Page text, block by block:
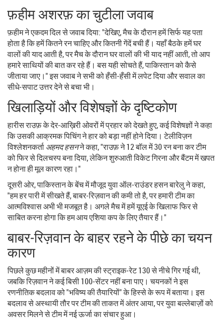
फ़हीम अशरफ़ का चुटीला जवाब
फ़हीम ने एकदम दिल से जवाब दिया: "देखिए, मैच के दौरान हमें सिर्फ यह पता
होता है कि हमें कितने रन चाहिए और कितनी गेंदें बची हैं। यहाँ बैठके हमें घर
वालों की याद आती है, पर मैच के दौरान घर वालों की भी याद नहीं आती, तो आप
हमारे साथियों की बात कर रहे हैं। बस यही सोचते हैं, पाकिस्तान को कैसे
जीताया जाए।" इस जवाब ने सभी को हँसी‑हँसी में लपेट दिया और सवाल का
सीधे‑सपाट उत्तर देने से बचा भी।
खिलाड़ियों और विशेषज्ञों के दृष्टिकोण
हारीस राउफ़ के देर‑आख़िरी ओवरों में प्रहार को देखते हुए, कई विशेषज्ञों ने कहा
कि उसकी आक्रमक पिचिंग ने हार को बड़ा नहीं होने दिया। टेलीविज़न
विश्लेशनकर्ताअहमद हसनने कहा, "राउफ़ ने 12 बॉल में 30 रन बना कर टीम
को फिर से दिलचस्प बना दिया, लेकिन शुरुआती विकेट गिरना और बैंटम में खपत
न होना ही मूल कारण रहा।"
दूसरी ओर, पाकिस्तान के बेंच में मौजूद युवा ऑल‑राउंडरहसन बारेलुने कहा,
"हम हर पारी में सीखते हैं, बाबर‑रिज़वान की कमी तो है, पर हमारी टीम का
आत्मविश्वास अभी भी मजबूत है। अगले मैच में हमें यूएई के खिलाफ फिर से
साबित करना होगा कि हम आय एशिया कप के लिए तैयार हैं।"
बाबर‑रिज़वान के बाहर रहने के पीछे का चयन
कारण
पिछले कुछ महीनों में बाबर आज़म की स्ट्राइक‑रेट 130 से नीचे गिर गई थी,
जबकि रिज़वान ने कई बिसी 100‑सेंटर नहीं बना पाए। चयनकों ने इस
रणनीतिक बदलाव को "भविष्य की तैयारियों" के हिस्से के रूप में बताया। इस
बदलाव से अस्थायी तौर पर टीम की ताकत में अंतर आया, पर युवा बल्लेबाज़ों को
अवसर मिलने से टीम में नई ऊर्जा का संचार हुआ।